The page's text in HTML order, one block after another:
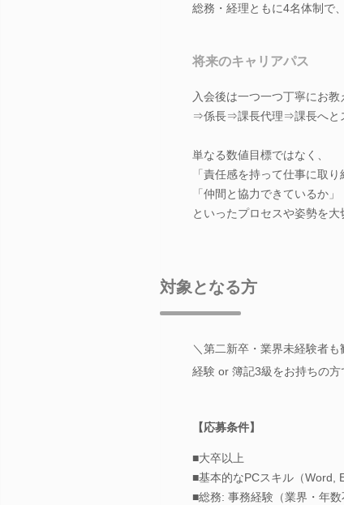
総務・経理ともに4名体制で
将来のキャリアパス
入会後は一つ一つ丁寧にお
⇒係長⇒課長代理⇒課長へと
単なる数値目標ではなく、
「責任感を持って仕事に取り
「仲間と協力できているか」
といったプロセスや姿勢を大
対象となる方
＼第二新卒・業界未経験者
経験 or 簿記3級をお持ちの
【応募条件】
■大卒以上
■基本的なPCスキル（Word,
■総務: 事務経験（業界・年数